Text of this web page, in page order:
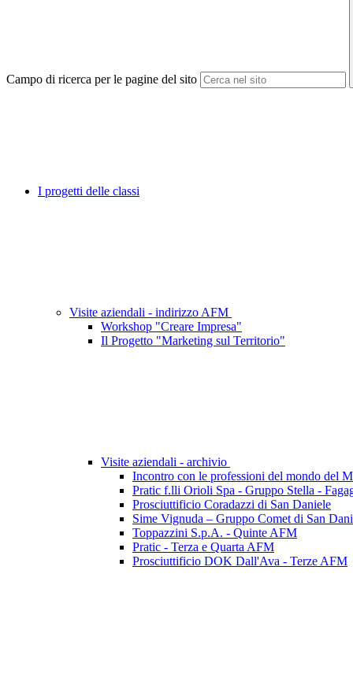
Campo di ricerca per le pagine del sito
I progetti delle classi
Visite aziendali - indirizzo AFM
Workshop "Creare Impresa"
Il Progetto "Marketing sul Territorio"
Visite aziendali - archivio
Incontro con le professioni del mondo del
Pratic f.lli Orioli Spa - Gruppo Stella -
Prosciuttificio Coradazzi di San Daniele
Sime Vignuda – Gruppo Comet di San
Toppazzini S.p.A. - Quinte AFM
Pratic - Terza e Quarta AFM
Prosciuttificio DOK Dall'Ava - Terze AFM